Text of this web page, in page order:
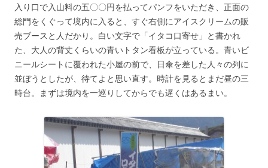
入り口で入山料の五〇〇円を払ってパンフをいただき、正面の
総門をくぐって境内に入ると、すぐ右側にアイスクリームの販
売ブースと人だかり。白い文字で「イタコ口寄せ」と書かれ
た、大人の背丈くらいの青いトタン看板が立っている。青いビ
ニールシートに覆われた小屋の前で、日傘を差した人々の列に
並ぼうとしたが、待てよと思い直す。時計を見るとまだ昼の三
時台。まずは境内を一巡りしてからでも遅くはあるまい。